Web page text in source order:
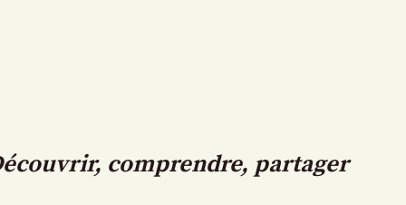
comprendre, partager